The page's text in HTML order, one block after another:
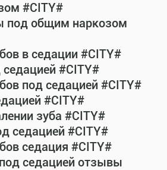
#CITY#
под общим наркозом
в седации #CITY#
#CITY#
под седацией #CITY#
#CITY#
зуба #CITY#
седацией #CITY#
седация #CITY#
седацией отзывы